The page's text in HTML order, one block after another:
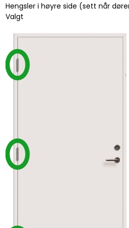
Hengsler i høyre side (sett når
Valgt